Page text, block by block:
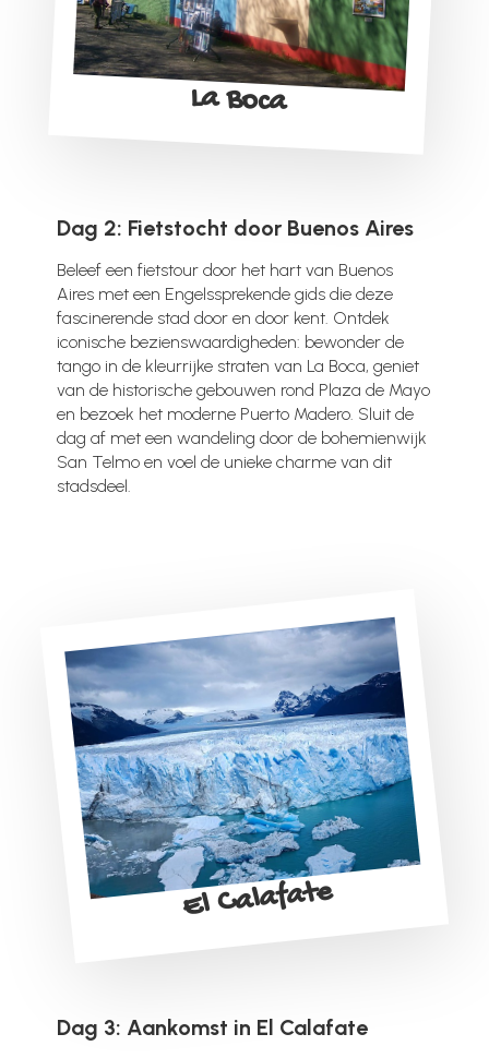
La Boca
Dag 2: Fietstocht door Buenos Aires
Beleef een fietstour door het hart van Buenos
Aires met een Engelssprekende gids die deze
fascinerende stad door en door kent. Ontdek
iconische bezienswaardigheden: bewonder de
tango in de kleurrijke straten van La Boca, geniet
van de historische gebouwen rond Plaza de Mayo
en bezoek het moderne Puerto Madero. Sluit de
dag af met een wandeling door de bohemienwijk
San Telmo en voel de unieke charme van dit
stadsdeel.
El Calafate
Dag 3: Aankomst in El Calafate